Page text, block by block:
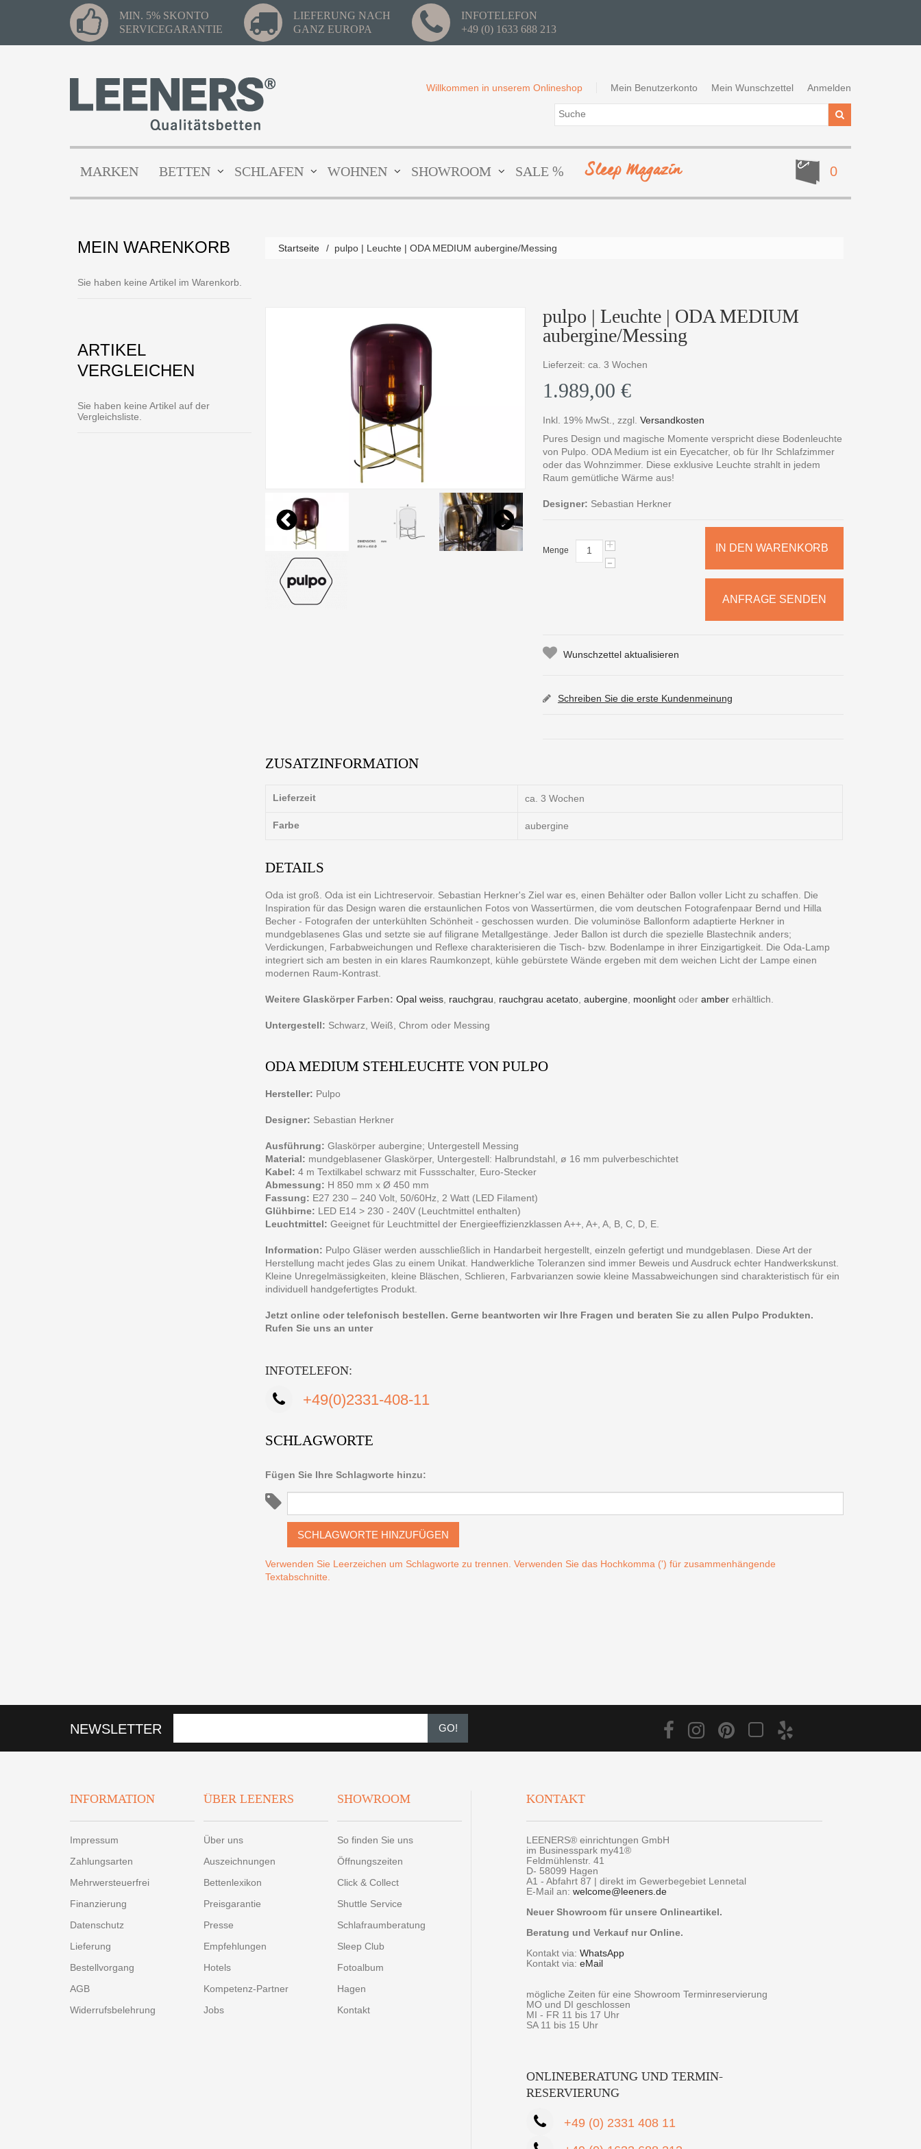
MIN. 5% SKONTO
SERVICEGARANTIE
LIEFERUNG NACH
GANZ EUROPA
INFOTELEFON
+49 (0) 1633 688 213
Mein Benutzerkonto Mein Wunschzettel Anmelden
Willkommen in unserem Onlineshop
0
MARKEN BETTEN SCHLAFEN WOHNEN SHOWROOM SALE % Sleep Magazin
Startseite / pulpo | Leuchte | ODA MEDIUM aubergine/Messing
pulpo | Leuchte | ODA MEDIUM
aubergine/Messing
Lieferzeit: ca. 3 Wochen
1.989,00 €
Inkl. 19% MwSt. zzgl. Versandkosten
Pures Design und magische Momente verspricht diese Bodenleuchte
von Pulpo. ODA Medium ist ein Eyecatcher, ob für Ihr Schlafzimmer
oder das Wohnzimmer. Diese exklusive Leuchte strahlt in jedem
Raum gemütliche Wärme aus!
Designer: Sebastian Herkner
Menge +
-
IN DEN WARENKORB
ANFRAGE SENDEN
Wunschzettel aktualisieren
Schreiben Sie die erste Kundenmeinung
ZUSATZINFORMATION
Lieferzeit ca. 3 Wochen
Farbe aubergine
DETAILS
Oda ist groß. Oda ist ein Lichtreservoir. Sebastian Herkner's Ziel war es, einen Behälter oder Ballon voller Licht zu schaffen. Die
Inspiration für das Design waren die erstaunlichen Fotos von Wassertürmen, die vom deutschen Fotografenpaar Bernd und Hilla
Becher - Fotografen der unterkühlten Schönheit - geschossen wurden. Die voluminöse Ballonform adaptierte Herkner in
mundgeblasenes Glas und setzte sie auf filigrane Metallgestänge. Jeder Ballon ist durch die spezielle Blastechnik anders;
Verdickungen, Farbabweichungen und Reflexe charakterisieren die Tisch- bzw. Bodenlampe in ihrer Einzigartigkeit. Die Oda-Lamp
integriert sich am besten in ein klares Raumkonzept, kühle gebürstete Wände ergeben mit dem weichen Licht der Lampe einen
modernen Raum-Kontrast.
Weitere Glaskörper Farben: Opal weiss rauchgrau rauchgrau acetato ,aubergine moonlight oderamber erhältlich.
Untergestell: Schwarz, Weiß, Chrom oder Messing
ODA MEDIUM STEHLEUCHTE VON PULPO
Hersteller: Pulpo
Designer: Sebastian Herkner
Ausführung: Glaskörper aubergine; Untergestell Messing
Material: mundgeblasener Glaskörper, Untergestell: Halbrundstahl, ø 16 mm pulverbeschichtet
Kabel: 4 m Textilkabel schwarz mit Fussschalter, Euro-Stecker
Abmessung: H 850 mm x Ø 450 mm
Fassung: E27 230 – 240 Volt, 50/60Hz, 2 Watt (LED Filament)
Glühbirne: LED E14 > 230 - 240V (Leuchtmittel enthalten)
Leuchtmittel: Geeignet für Leuchtmittel der Energieeffizienzklassen A++, A+, A, B, C, D, E.
Information: Pulpo Gläser werden ausschließlich in Handarbeit hergestellt, einzeln gefertigt und mundgeblasen. Diese Art der
Herstellung macht jedes Glas zu einem Unikat. Handwerkliche Toleranzen sind immer Beweis und Ausdruck echter Handwerkskunst.
Kleine Unregelmässigkeiten, kleine Bläschen, Schlieren, Farbvarianzen sowie kleine Massabweichungen sind charakteristisch für ein
individuell handgefertigtes Produkt.
Jetzt online oder telefonisch bestellen. Gerne beantworten wir Ihre Fragen und beraten Sie zu allen Pulpo Produkten.
Rufen Sie uns an unter
INFOTELEFON:
+49(0)2331-408-11
SCHLAGWORTE
Fügen Sie Ihre Schlagworte hinzu:
SCHLAGWORTE HINZUFÜGEN
Verwenden Sie Leerzeichen um Schlagworte zu trennen. Verwenden Sie das Hochkomma (') für zusammenhängende
Textabschnitte.
MEIN WARENKORB
Sie haben keine Artikel im Warenkorb.
ARTIKEL
VERGLEICHEN
Sie haben keine Artikel auf der
Vergleichsliste.
NEWSLETTER GO!
INFORMATION
Impressum
Zahlungsarten
Mehrwersteuerfrei
Finanzierung
Datenschutz
Lieferung
Bestellvorgang
AGB
Widerrufsbelehrung
ÜBER LEENERS
Über uns
Auszeichnungen
Bettenlexikon
Preisgarantie
Presse
Empfehlungen
Hotels
Kompetenz-Partner
Jobs
SHOWROOM
So finden Sie uns
Öffnungszeiten
Click & Collect
Shuttle Service
Schlafraumberatung
Sleep Club
Fotoalbum
Hagen
Kontakt
KONTAKT
LEENERS® einrichtungen GmbH
im Businesspark my41®
Feldmühlenstr. 41
D- 58099 Hagen
A1 - Abfahrt 87 | direkt im Gewerbegebiet Lennetal
E-Mail an: welcome@leeners.de
Neuer Showroom für unsere Onlineartikel.
Beratung und Verkauf nur Online.
Kontakt via: WhatsApp
Kontakt via: eMail
mögliche Zeiten für eine Showroom Terminreservierung
MO und DI geschlossen
MI - FR 11 bis 17 Uhr
SA 11 bis 15 Uhr
ONLINEBERATUNG UND TERMIN-
RESERVIERUNG
+49 (0) 2331 408 11